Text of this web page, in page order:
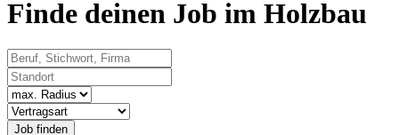
Finde deinen Job im Holzbau
Beruf, Stichwort, Firma
Standort
Radius
Vertragsart